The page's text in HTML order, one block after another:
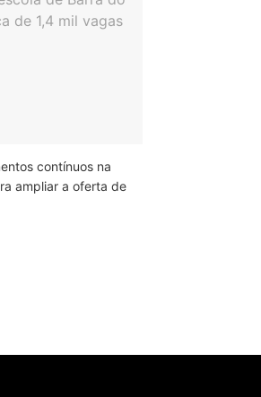
contínuos na
ampliar a oferta de